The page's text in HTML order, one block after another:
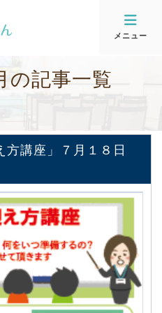
メニュー
の記事一覧
方講座」７月１８日